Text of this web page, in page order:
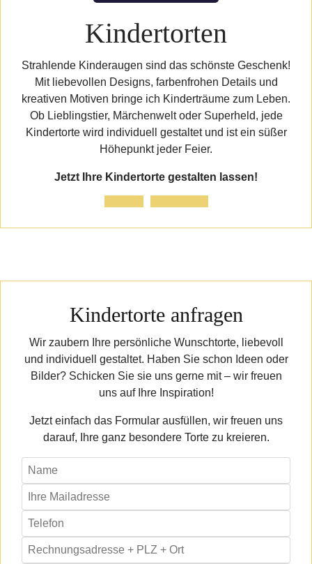
Kindertorten
Strahlende Kinderaugen sind das schönste Geschenk!
Mit liebevollen Designs, farbenfrohen Details und
kreativen Motiven bringe ich Kinderträume zum Leben.
Ob Lieblingstier, Märchenwelt oder Superheld, jede
Kindertorte wird individuell gestaltet und ist ein süßer
Höhepunkt jeder Feier.
Jetzt Ihre Kindertorte gestalten lassen!
Kindertorte anfragen
Wir zaubern Ihre persönliche Wunschtorte, liebevoll
und individuell gestaltet. Haben Sie schon Ideen oder
Bilder? Schicken Sie sie uns gerne mit – wir freuen
uns auf Ihre Inspiration!
Jetzt einfach das Formular ausfüllen, wir freuen uns
darauf, Ihre ganz besondere Torte zu kreieren.